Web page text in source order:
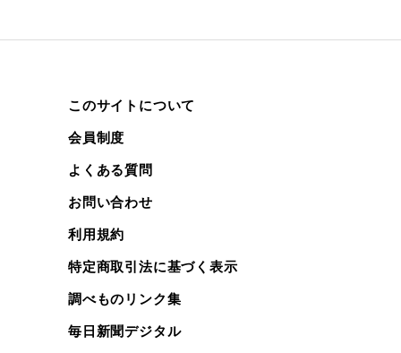
このサイトについて
会員制度
よくある質問
お問い合わせ
利用規約
特定商取引法に基づく表示
調べものリンク集
毎日新聞デジタル